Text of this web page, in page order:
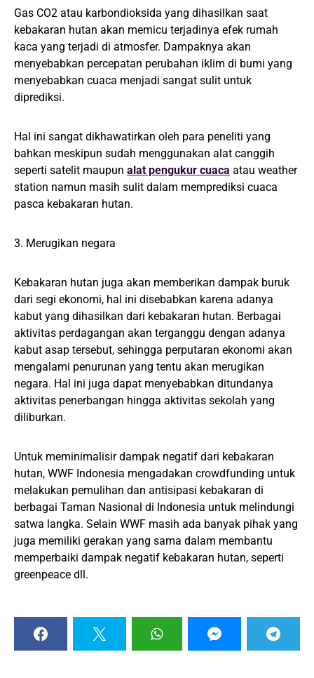
Gas CO2 atau karbondioksida yang dihasilkan saat
kebakaran hutan akan memicu terjadinya efek rumah
kaca yang terjadi di atmosfer. Dampaknya akan
menyebabkan percepatan perubahan iklim di bumi yang
menyebabkan cuaca menjadi sangat sulit untuk
diprediksi.
Hal ini sangat dikhawatirkan oleh para peneliti yang
bahkan meskipun sudah menggunakan alat canggih
seperti satelit maupun alat pengukur cuaca atau weather
station namun masih sulit dalam memprediksi cuaca
pasca kebakaran hutan.
3. Merugikan negara
Kebakaran hutan juga akan memberikan dampak buruk
dari segi ekonomi, hal ini disebabkan karena adanya
kabut yang dihasilkan dari kebakaran hutan. Berbagai
aktivitas perdagangan akan terganggu dengan adanya
kabut asap tersebut, sehingga perputaran ekonomi akan
mengalami penurunan yang tentu akan merugikan
negara. Hal ini juga dapat menyebabkan ditundanya
aktivitas penerbangan hingga aktivitas sekolah yang
diliburkan.
Untuk meminimalisir dampak negatif dari kebakaran
hutan, WWF Indonesia mengadakan crowdfunding untuk
melakukan pemulihan dan antisipasi kebakaran di
berbagai Taman Nasional di Indonesia untuk melindungi
satwa langka. Selain WWF masih ada banyak pihak yang
juga memiliki gerakan yang sama dalam membantu
memperbaiki dampak negatif kebakaran hutan, seperti
greenpeace dll.